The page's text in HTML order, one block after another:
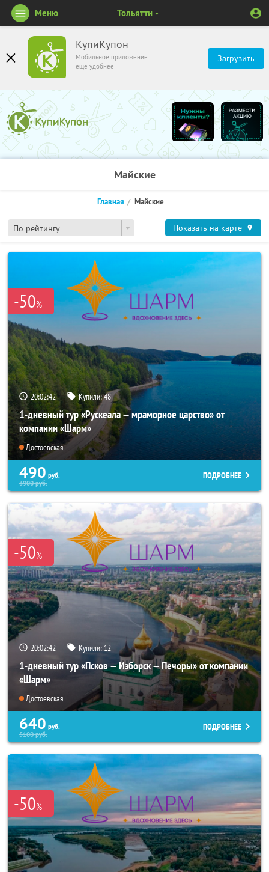
КупиКупон
Мобильное приложение
ещё удобнее
Загрузить
Меню Тольятти
Майские
По рейтингу
Главная Майские
Показать на карте
-50%
20:02:41 Купили:48
1-дневный тур «Рускеала — мраморное царство» от
компании «Шарм»
Достоевская
490 руб.
3900руб.
ПОДРОБНЕЕ
-50%
20:02:41 Купили: 12
1-дневный тур «Псков — Изборск — Печоры» от компании
«Шарм»
Достоевская
640 руб.
5100руб.
ПОДРОБНЕЕ
-50%